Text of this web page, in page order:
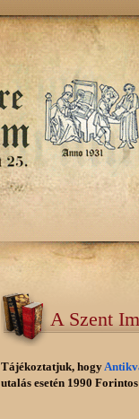
A Szent
Tájékoztatjuk, hogy
utalás esetén 1990